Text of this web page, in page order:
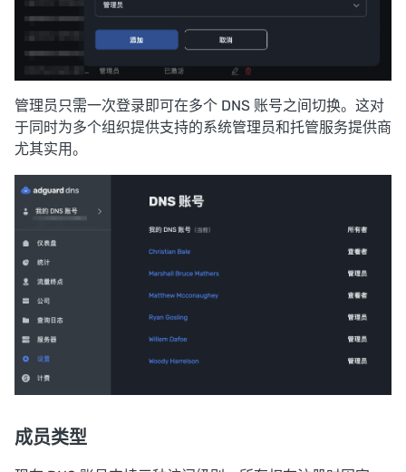
管理员只需一次登录即可在多个 DNS 账号之间切换。这对
于同时为多个组织提供支持的系统管理员和托管服务提供商
尤其实用。
成员类型